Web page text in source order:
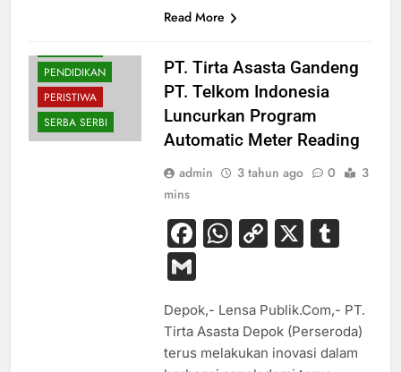
Read More
PENDIDIKAN
PERISTIWA
SERBA SERBI
PT. Tirta Asasta Gandeng
PT. Telkom Indonesia
Luncurkan Program
Automatic Meter Reading
admin 3 tahun ago 0
3
mins
Facebook
WhatsApp
Copy
X
Gmail
Depok,- Lensa Publik.Com,- PT.
Tirta Asasta Depok (Perseroda)
terus melakukan inovasi dalam